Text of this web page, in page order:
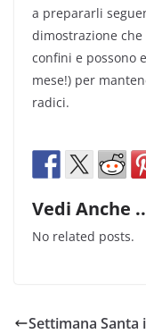
a prepararli
dimostrazione
confini e possono
mese!) per
radici.
Vedi Anche
No related posts.
Settimana Santa